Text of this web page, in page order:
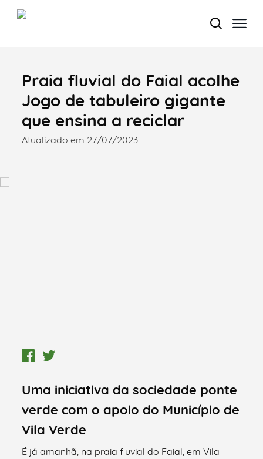
Termo de Pesquisa
Praia fluvial do Faial acolhe
Jogo de tabuleiro gigante
que ensina a reciclar
Atualizado em 27/07/2023
Uma iniciativa da sociedade ponte
verde com o apoio do Município de
Vila Verde
É já amanhã, na praia fluvial do Faial, em Vila